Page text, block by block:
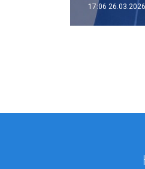
17:06 26.03.2026